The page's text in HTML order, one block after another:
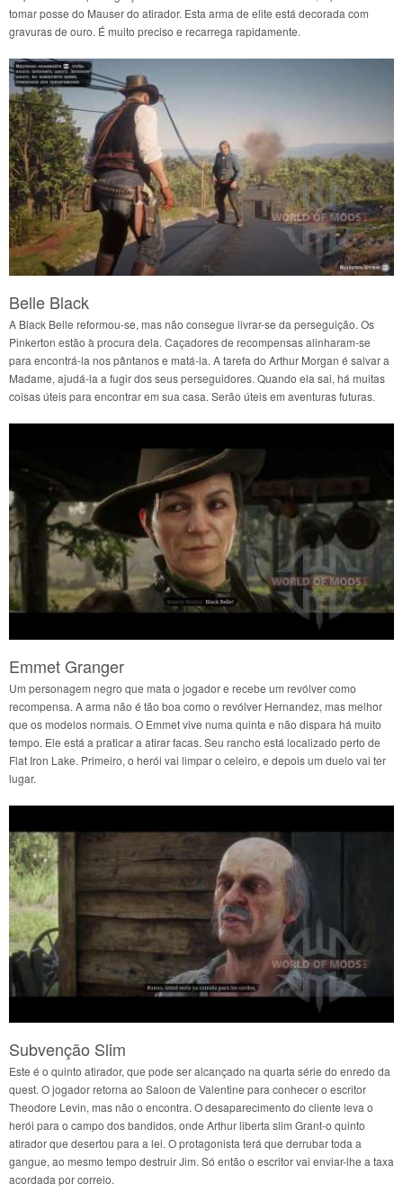
tomar posse do Mauser do atirador. Esta arma de elite está decorada com
gravuras de ouro. É muito preciso e recarrega rapidamente.
Belle Black
A Black Belle reformou-se, mas não consegue livrar-se da perseguição. Os
Pinkerton estão à procura dela. Caçadores de recompensas alinharam-se
para encontrá-la nos pântanos e matá-la. A tarefa do Arthur Morgan é salvar a
Madame, ajudá-la a fugir dos seus perseguidores. Quando ela sai, há muitas
coisas úteis para encontrar em sua casa. Serão úteis em aventuras futuras.
Emmet Granger
Um personagem negro que mata o jogador e recebe um revólver como
recompensa. A arma não é tão boa como o revólver Hernandez, mas melhor
que os modelos normais. O Emmet vive numa quinta e não dispara há muito
tempo. Ele está a praticar a atirar facas. Seu rancho está localizado perto de
Flat Iron Lake. Primeiro, o herói vai limpar o celeiro, e depois um duelo vai ter
lugar.
Subvenção Slim
Este é o quinto atirador, que pode ser alcançado na quarta série do enredo da
quest. O jogador retorna ao Saloon de Valentine para conhecer o escritor
Theodore Levin, mas não o encontra. O desaparecimento do cliente leva o
herói para o campo dos bandidos, onde Arthur liberta slim Grant-o quinto
atirador que desertou para a lei. O protagonista terá que derrubar toda a
gangue, ao mesmo tempo destruir Jim. Só então o escritor vai enviar-lhe a taxa
acordada por correio.